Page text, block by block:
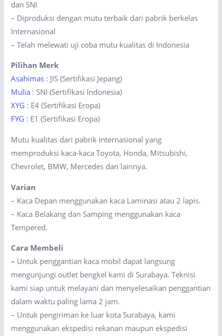
dan SNI
– Diproduksi dengan mutu terbaik dari pabrik berkelas
Internasional
– Telah melewati uji coba mutu kualitas di Indonesia
Pilihan Merk
Asahimas : JIS (Sertifikasi Jepang)
Mulia : SNI (Sertifikasi Indonesia)
XYG : E4 (Sertifikasi Eropa)
FYG : E1 (Sertifikasi Eropa)
Mutu kualitas dari pabrik Internasional yang
memproduksi kaca-kaca Toyota, Honda, Mitsubishi,
Chevrolet, BMW, Mercedes dan lainnya.
Varian
– Kaca Depan menggunakan kaca Laminasi atau 2 lapis.
– Kaca Belakang dan Samping menggunakan kaca
Tempered.
Cara Membeli
– Untuk penggantian kaca mobil dapat langsung
mengunjungi outlet bengkel kami di Surabaya. Teknisi
kami siap untuk melayani dan menyelesaikan penggantian
dalam waktu paling lama 2 jam.
– Untuk pengiriman ke luar kota Surabaya, kami
menggunakan ekspedisi rekanan maupun ekspedisi